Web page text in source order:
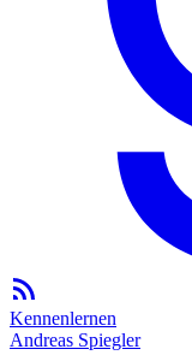
Kennenlernen
Andreas Spiegler